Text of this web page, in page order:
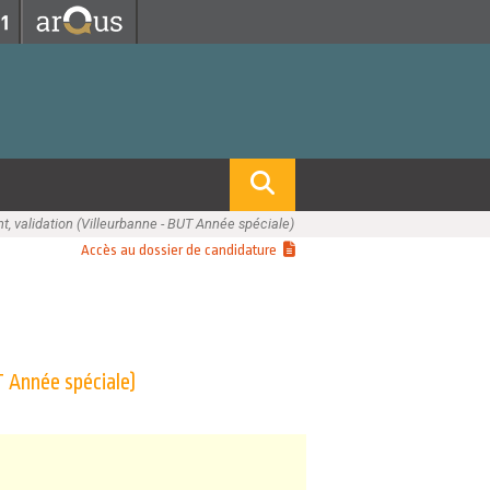
Physique)
et emploi
validation (Villeurbanne - BUT Année spéciale)
Accès au dossier de candidature
spéciale)